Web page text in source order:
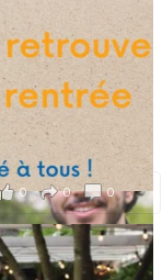
investissez pour
bachelors, des
technologique et
0 0 0